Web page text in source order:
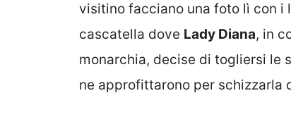
visitino facciano una foto lì con i
cascatella dove Lady Diana, in
monarchia, decise di togliersi le
ne approfittarono per schizzarla